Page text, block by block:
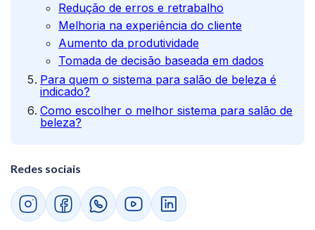
Redução de erros e retrabalho
Melhoria na experiência do cliente
Aumento da produtividade
Tomada de decisão baseada em dados
Para quem o sistema para salão de beleza é
indicado?
Como escolher o melhor sistema para salão de
beleza?
Dê preferência para sistemas online
Verifique como é feita a segurança dos
dados
Veja se há suporte técnico eficiente e
Redes sociais